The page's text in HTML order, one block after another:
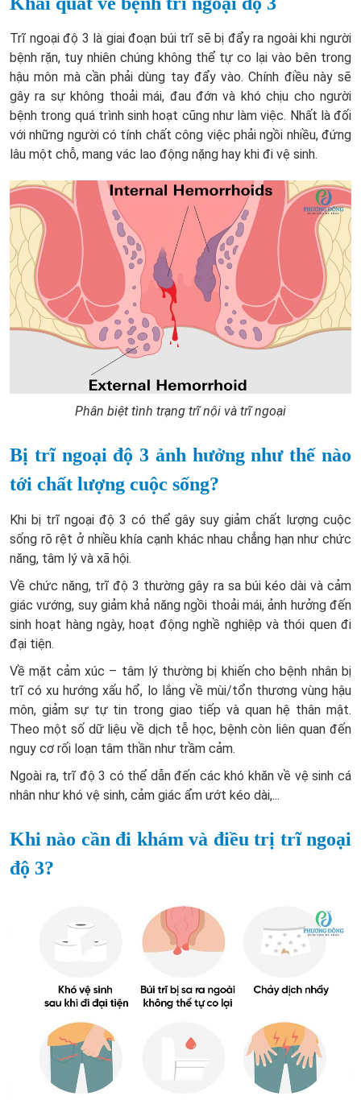
Trĩ ngoại độ 3 là giai đoạn búi trĩ sẽ bị đẩy ra ngoài khi người
bệnh rặn, tuy nhiên chúng không thể tự co lại vào bên trong
hậu môn mà cần phải dùng tay đẩy vào. Chính điều này sẽ
gây ra sự không thoải mái, đau đớn và khó chịu cho người
bệnh trong quá trình sinh hoạt cũng như làm việc. Nhất là đối
với những người có tính chất công việc phải ngồi nhiều, đứng
lâu một chỗ, mang vác lao động nặng hay khi đi vệ sinh.
Phân biệt tình trạng trĩ nội và trĩ ngoại
Bị trĩ ngoại độ 3 ảnh hưởng như thế nào
tới chất lượng cuộc sống?
Khi bị trĩ ngoại độ 3 có thể gây suy giảm chất lượng cuộc
sống rõ rệt ở nhiều khía cạnh khác nhau chẳng hạn như chức
năng, tâm lý và xã hội.
Về chức năng, trĩ độ 3 thường gây ra sa búi kéo dài và cảm
giác vướng, suy giảm khả năng ngồi thoải mái, ảnh hưởng đến
sinh hoạt hàng ngày, hoạt động nghề nghiệp và thói quen đi
đại tiện.
Về mặt cảm xúc – tâm lý thường bị khiến cho bệnh nhân bị
trĩ có xu hướng xấu hổ, lo lắng về mùi/tổn thương vùng hậu
môn, giảm sự tự tin trong giao tiếp và quan hệ thân mật.
Theo một số dữ liệu về dịch tễ học, bệnh còn liên quan đến
nguy cơ rối loạn tâm thần như trầm cảm.
Ngoài ra, trĩ độ 3 có thể dẫn đến các khó khăn về vệ sinh cá
nhân như khó vệ sinh, cảm giác ẩm ướt kéo dài,...
Khi nào cần đi khám và điều trị trĩ ngoại
độ 3?